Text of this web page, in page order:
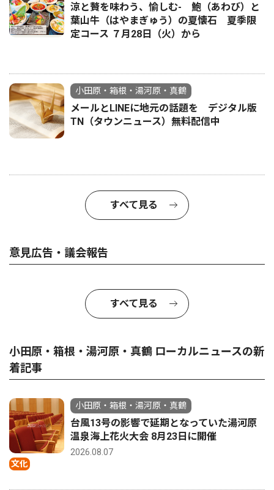
涼と贅を味わう、愉しむ- 鮑（あわび）と
葉山牛（はやまぎゅう）の夏懐石 夏季限
定コース ７月28日（火）から
小田原・箱根・湯河原・真鶴
メールとLINEに地元の話題を デジタル版
TN（タウンニュース）無料配信中
すべて見る
意見広告・議会報告
すべて見る
小田原・箱根・湯河原・真鶴 ローカルニュースの新
着記事
文化
小田原・箱根・湯河原・真鶴
台風13号の影響で延期となっていた湯河原
温泉海上花火大会 8月23日に開催
2026.08.07